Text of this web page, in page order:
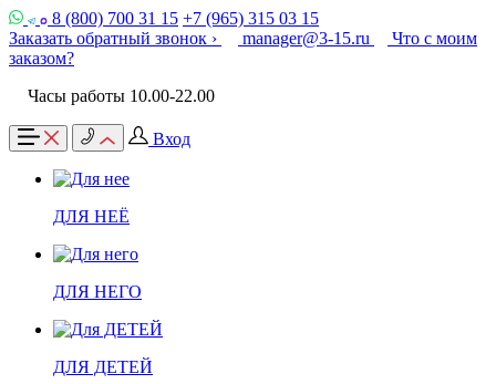
8 (800) 700 31 15 +7 (965) 315 03 15
Заказать обратный звонок ›
manager@3-15.ru
Что с моим
заказом?
Часы работы 10.00-22.00
Вход
ДЛЯ НЕЁ
ДЛЯ НЕГО
ДЛЯ ДЕТЕЙ